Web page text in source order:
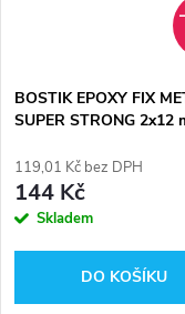
BOSTIK EPOXY FIX
SUPER STRONG 2x12
119,01 Kč bez DPH
144 Kč
Skladem
DO KOŠÍKU